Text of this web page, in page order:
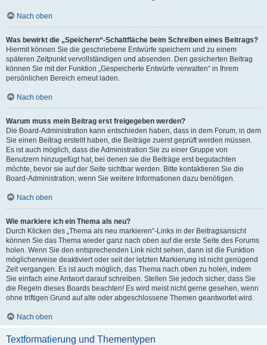
Nach oben
Was bewirkt die „Speichern“-Schaltfläche beim Schreiben eines Beitrags?
Hiermit können Sie die geschriebene Entwürfe speichern und zu einem
späteren Zeitpunkt vervollständigen und absenden. Den gesicherten Beitrag
können Sie mit der Funktion „Gespeicherte Entwürfe verwalten“ in Ihrem
persönlichen Bereich erneut laden.
Nach oben
Warum muss mein Beitrag erst freigegeben werden?
Die Board-Administration kann entschieden haben, dass in dem Forum, in dem
Sie einen Beitrag erstellt haben, die Beiträge zuerst geprüft werden müssen.
Es ist auch möglich, dass die Administration Sie zu einer Gruppe von
Benutzern hinzugefügt hat, bei denen sie die Beiträge erst begutachten
möchte, bevor sie auf der Seite sichtbar werden. Bitte kontaktieren Sie die
Board-Administration, wenn Sie weitere Informationen dazu benötigen.
Nach oben
Wie markiere ich ein Thema als neu?
Durch Klicken des „Thema als neu markieren“-Links in der Beitragsansicht
können Sie das Thema wieder ganz nach oben auf die erste Seite des Forums
holen. Wenn Sie den entsprechenden Link nicht sehen, dann ist die Funktion
möglicherweise deaktiviert oder seit der letzten Markierung ist nicht genügend
Zeit vergangen. Es ist auch möglich, das Thema nach oben zu holen, indem
Sie einfach eine Antwort darauf schreiben. Stellen Sie jedoch sicher, dass Sie
die Regeln dieses Boards beachten! Es wird meist nicht gerne gesehen, wenn
ohne triftigen Grund auf alte oder abgeschlossene Themen geantwortet wird.
Nach oben
Textformatierung und Thementypen